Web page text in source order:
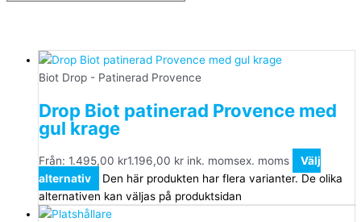
Biot Drop - Patinerad Provence
Drop Biot patinerad Provence med
gul krage
Från: 1.495,00 kr1.196,00 kr ink. momsex. moms
Välj
alternativ
Den här produkten har flera varianter. De olika
alternativen kan väljas på produktsidan